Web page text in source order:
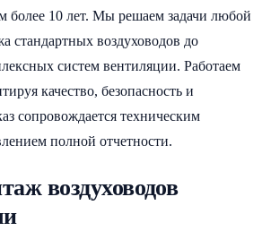
более 10 лет. Мы решаем задачи любой
стандартных воздуховодов до
систем вентиляции. Работаем
качество, безопасность и
сопровождается техническим
полной отчетности.
воздуховодов